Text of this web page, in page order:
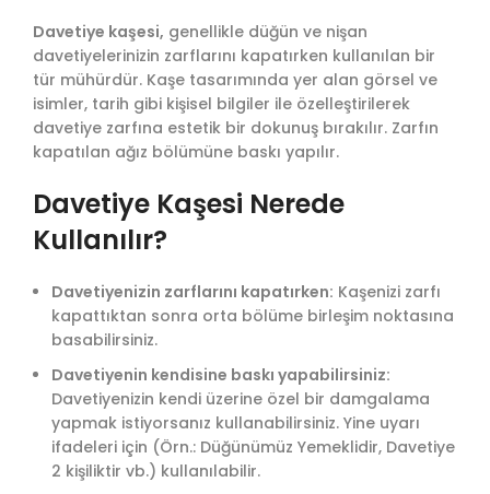
Davetiye kaşesi, genellikle düğün ve nişan
davetiyelerinizin zarflarını kapatırken kullanılan bir
tür mühürdür. Kaşe tasarımında yer alan görsel ve
isimler, tarih gibi kişisel bilgiler ile özelleştirilerek
davetiye zarfına estetik bir dokunuş bırakılır. Zarfın
kapatılan ağız bölümüne baskı yapılır.
Davetiye Kaşesi Nerede
Kullanılır?
Davetiyenizin zarflarını kapatırken: Kaşenizi zarfı
kapattıktan sonra orta bölüme birleşim noktasına
basabilirsiniz.
Davetiyenin kendisine baskı yapabilirsiniz:
Davetiyenizin kendi üzerine özel bir damgalama
yapmak istiyorsanız kullanabilirsiniz. Yine uyarı
ifadeleri için (Örn.: Düğünümüz Yemeklidir, Davetiye
2 kişiliktir vb.) kullanılabilir.